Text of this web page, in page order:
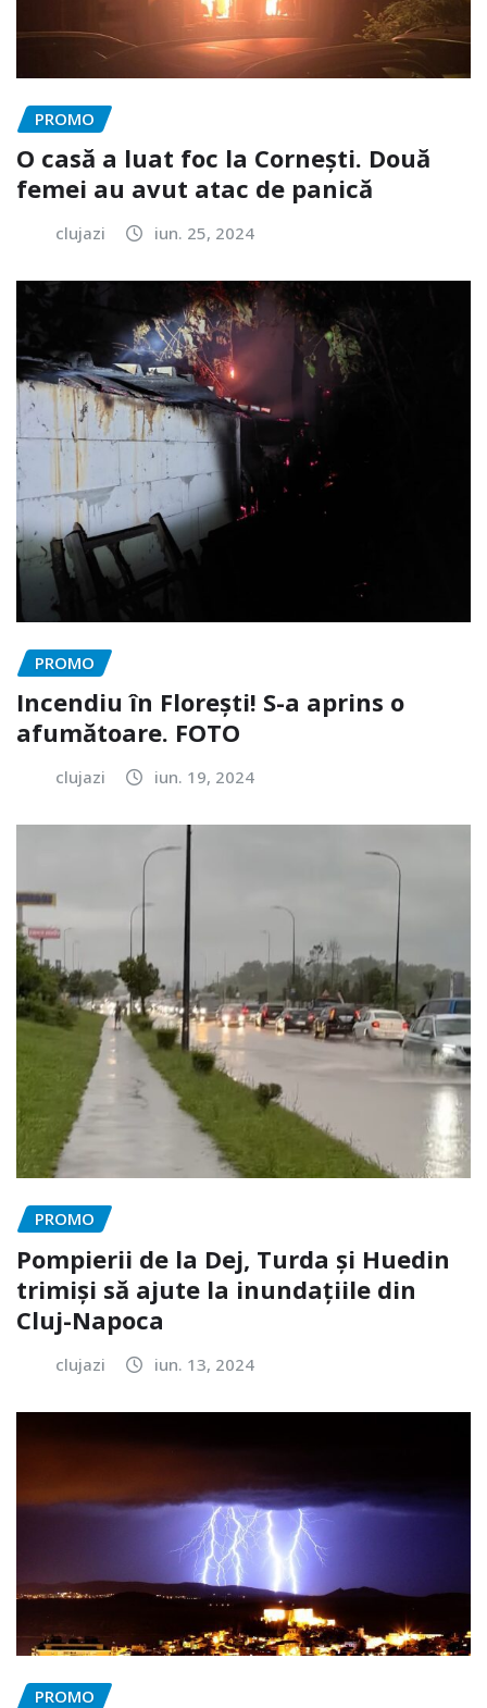
PROMO
O casă a luat foc la Cornești. Două
femei au avut atac de panică
clujazi iun. 25, 2024
PROMO
Incendiu în Florești! S-a aprins o
afumătoare. FOTO
clujazi iun. 19, 2024
PROMO
Pompierii de la Dej, Turda și Huedin
trimiși să ajute la inundațiile din
Cluj-Napoca
clujazi iun. 13, 2024
PROMO